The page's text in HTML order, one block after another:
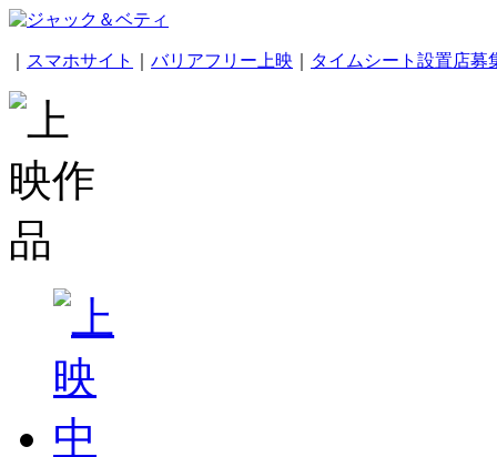
スマホサイト バリアフリー上映 タイムシート設置店募